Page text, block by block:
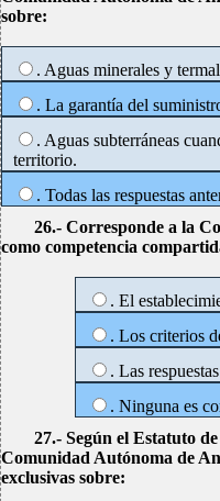
sobre:
. Aguas minerales y
. La garantía del
. Aguas subterráneas
territorio.
. Todas las respuestas
26.- Corresponde a la
como competencia
. El
. Los criterios
. Las
. Ninguna es
27.- Según el Estatuto
Comunidad Autónoma de
exclusivas sobre: